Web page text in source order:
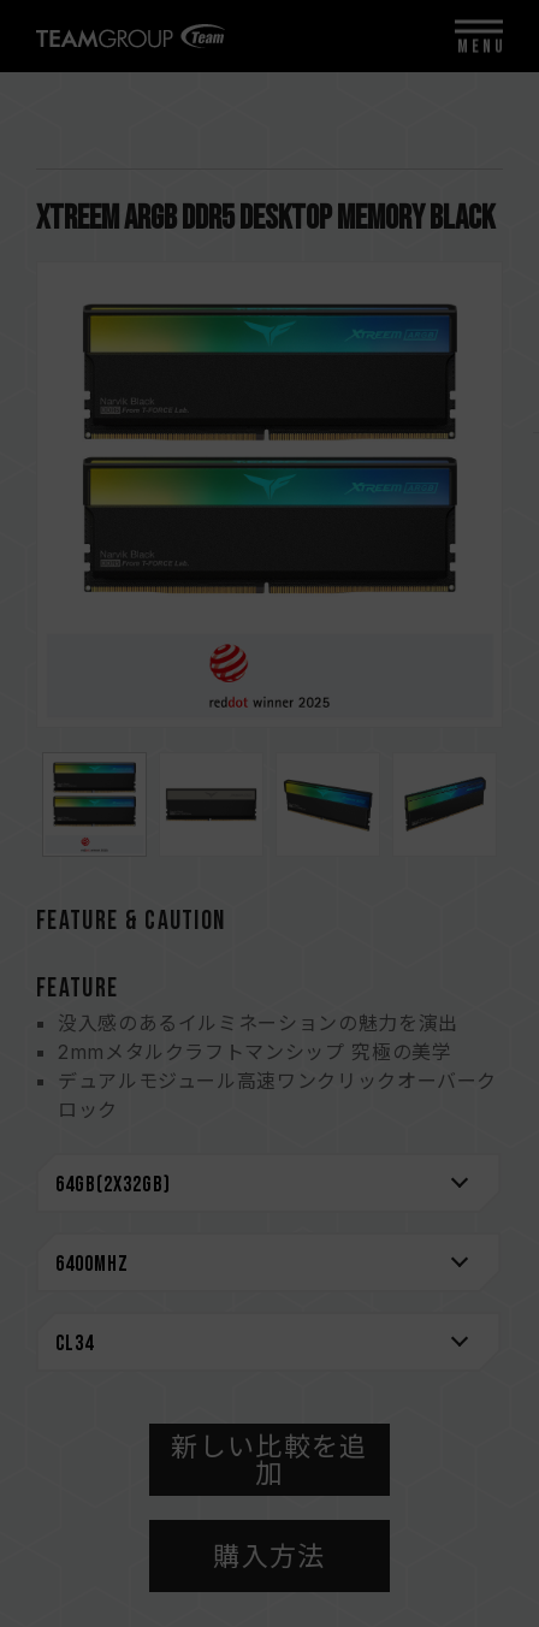
XTREEM ARGB DDR5 DESKTOP MEMORY BLACK
FEATURE & CAUTION
FEATURE
没入感のあるイルミネーションの魅力を演出
2mmメタルクラフトマンシップ 究極の美学
デュアルモジュール高速ワンクリックオーバーク
ロック
PMICの放熱設計を強化されます
的な電源供給
インテリジェントARGBコントローラー 複数の
(台湾発明特許: I751093)
(米国発明特許: US11488679B1）
最新的な回路構造設計による低消費電力化で発熱
を抑えます
（台湾特許: I842298）
（米国発明特許: US12111715B2）
新しい比較を追
加
購入方法
MENU